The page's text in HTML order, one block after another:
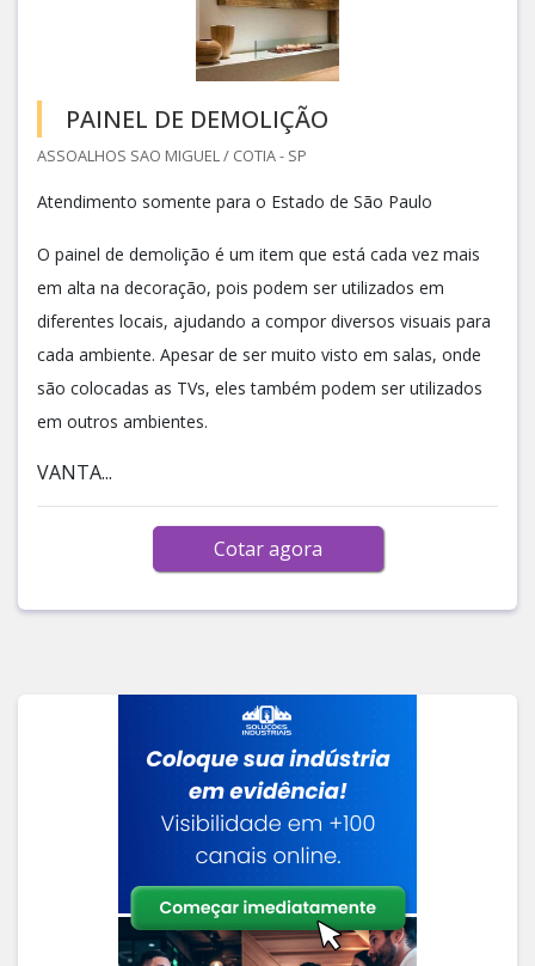
PAINEL DE DEMOLIÇÃO
ASSOALHOS SAO MIGUEL / COTIA - SP
Atendimento somente para o Estado de São Paulo
O painel de demolição é um item que está cada vez mais
em alta na decoração, pois podem ser utilizados em
diferentes locais, ajudando a compor diversos visuais para
cada ambiente. Apesar de ser muito visto em salas, onde
são colocadas as TVs, eles também podem ser utilizados
em outros ambientes.
VANTA...
Cotar agora